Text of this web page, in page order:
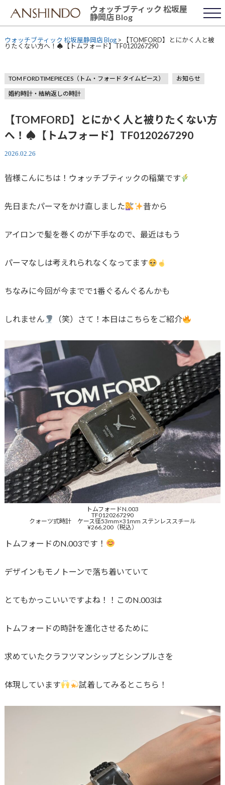
content
ウォッチブティック 松坂屋
静岡店 Blog
ウォッチブティック 松坂屋静岡店 Blog> 【TOMFORD】とにかく人と被
りたくない方へ！♠️【トムフォード】TF0120267290
TOM FORD TIMEPIECES（トム・フォード タイムピース）
お知らせ
婚約時計・結納返しの時計
【TOMFORD】とにかく人と被りたくない方
へ！♠️【トムフォード】TF0120267290
2026.02.26
皆様こんにちは！ウォッチブティックの稲葉です
先日またパーマをかけ直しました 昔から
アイロンで髪を巻くのが下手なので、最近はもう
パーマなしは考えれられなくなってます
ちなみに今回が今までで1番ぐるんぐるんかも
しれません （笑）さて！本日はこちらをご紹介
トムフォードN.003
TF0120267290
クォーツ式時計 ケース径53mm×31mm ステンレススチール
¥266,200（税込）
トムフォードのN.003です！
デザインもモノトーンで落ち着いていて
とてもかっこいいですよね！！このN.003は
トムフォードの時計を進化させるために
求めていたクラフツマンシップとシンプルさを
体現しています 試着してみるとこちら！